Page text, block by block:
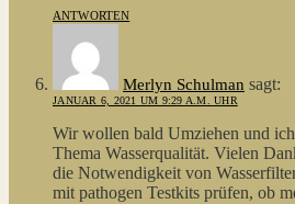
ANTWORTEN
Merlyn Schulman sagt:
JANUAR 6, 2021 UM 9:29 A.M. UHR
Wir wollen bald Umziehen und
Thema Wasserqualität. Vielen
die Notwendigkeit von
mit pathogen Testkits prüfen, ob